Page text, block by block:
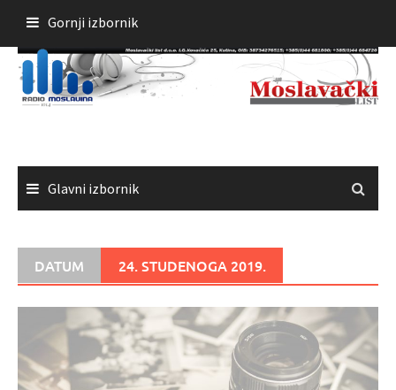
sadržaja
Gornji izbornik
Glavni izbornik
DATUM 24. STUDENOGA 2019.